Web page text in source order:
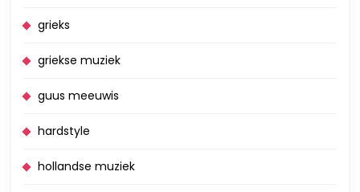
grieks
griekse muziek
guus meeuwis
hardstyle
hollandse muziek